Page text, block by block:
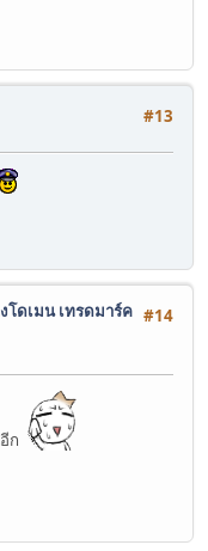
#13
#14
โดเมน เทรดมาร์ค
ก